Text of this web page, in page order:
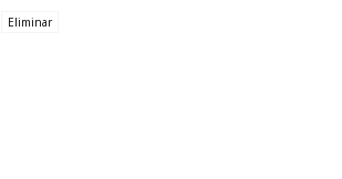
Eliminar